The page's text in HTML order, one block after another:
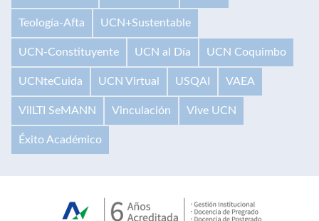
Teología-Afta UCN+Sustentable
UCN-Constituyente UCN al Día UCN Coquimbo
UCNteCuida UCN Virtual USQAI VAEA
VilLTI SeMANN Vinculación Vive UCN
Éxito Académico